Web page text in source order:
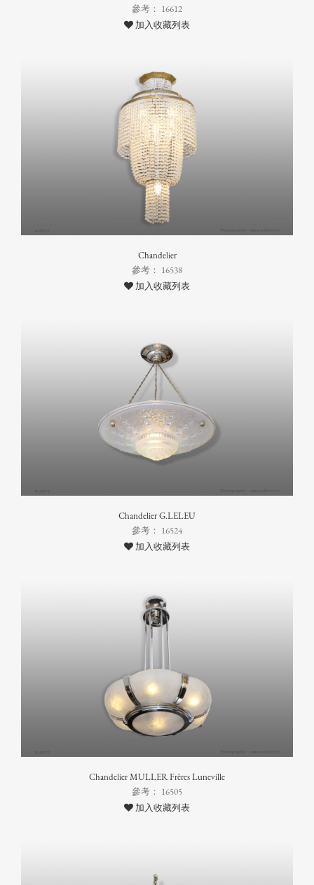
參考： 16612
加入收藏列表
Chandelier
參考： 16538
加入收藏列表
Chandelier G.LELEU
參考： 16524
加入收藏列表
Chandelier MULLER Frères Luneville
參考： 16505
加入收藏列表